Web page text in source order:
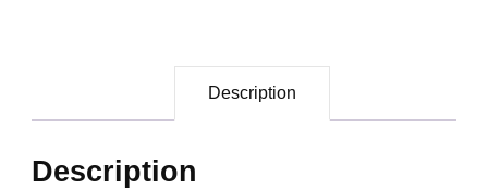
Description
Description